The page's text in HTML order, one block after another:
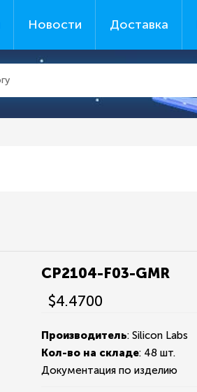
Новости Доставка
CP2104-F03-GMR
$4.4700
Производитель: Silicon Labs
Кол-во на складе: 48 шт.
Документация по изделию